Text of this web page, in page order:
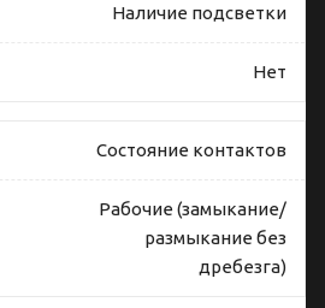
Наличие подсветки
Нет
Состояние контактов
Рабочие (замыкание/
размыкание без
дребезга)